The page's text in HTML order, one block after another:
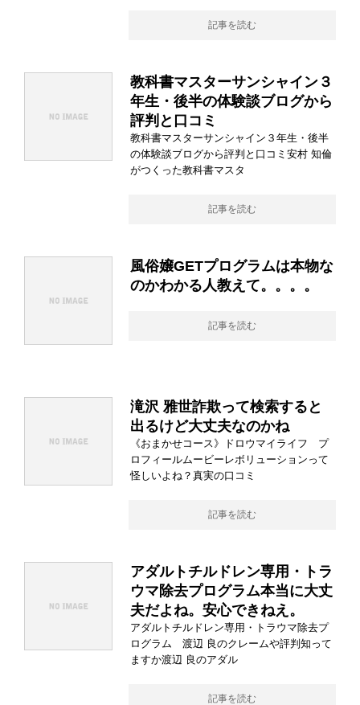
記事を読む
教科書マスターサンシャイン３
年生・後半の体験談ブログから
評判と口コミ
教科書マスターサンシャイン３年生・後半
の体験談ブログから評判と口コミ安村 知倫
がつくった教科書マスタ
記事を読む
風俗嬢GETプログラムは本物な
のかわかる人教えて。。。。
記事を読む
滝沢 雅世詐欺って検索すると
出るけど大丈夫なのかね
《おまかせコース》ドロウマイライフ プ
ロフィールムービーレボリューションって
怪しいよね？真実の口コミ
記事を読む
アダルトチルドレン専用・トラ
ウマ除去プログラム本当に大丈
夫だよね。安心できねえ。
アダルトチルドレン専用・トラウマ除去プ
ログラム 渡辺 良のクレームや評判知って
ますか渡辺 良のアダル
記事を読む